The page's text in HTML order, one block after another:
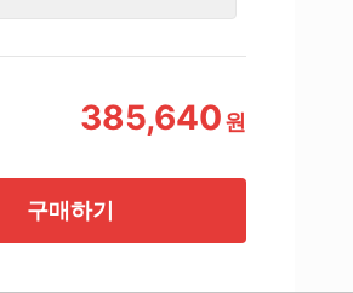
385,640원
구매하기